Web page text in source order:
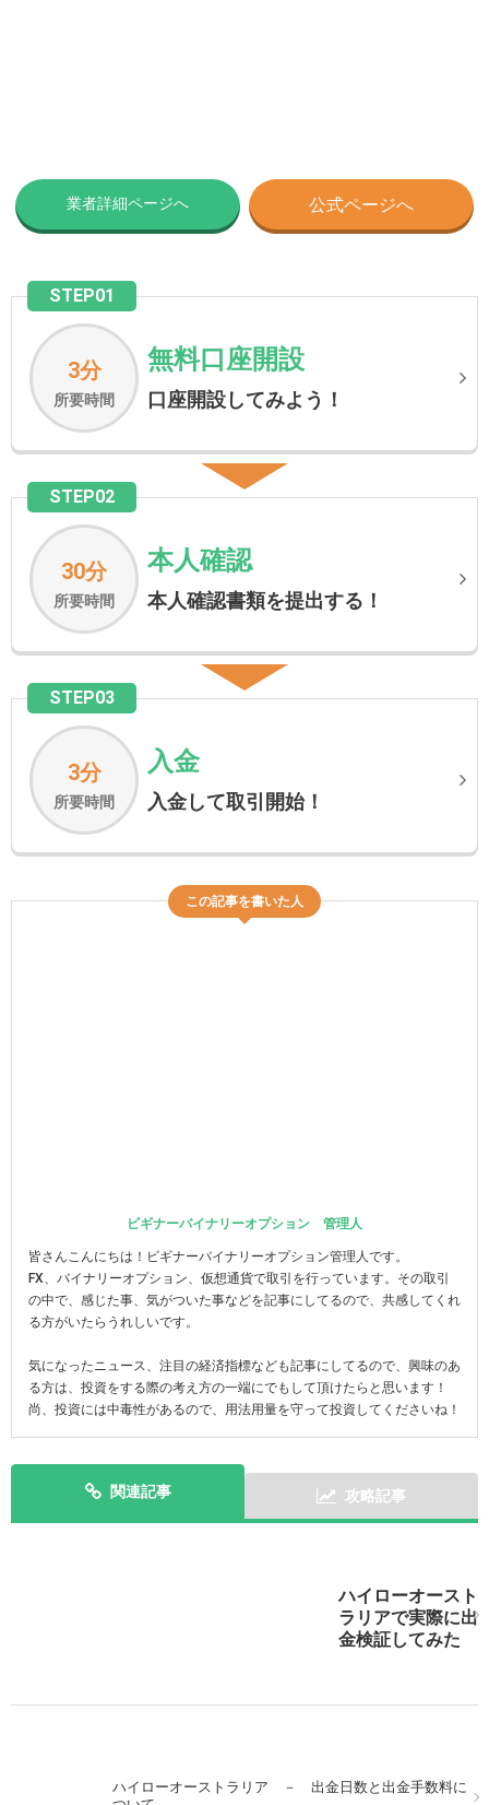
業者詳細ページへ 公式ページへ
STEP01
3分
所要時間
無料口座開設
口座開設してみよう！
STEP02
30分
所要時間
本人確認
本人確認書類を提出する！
STEP03
3分
所要時間
入金
入金して取引開始！
この記事を書いた人
ビギナーバイナリーオプション 管理人
皆さんこんにちは！ビギナーバイナリーオプション管理人です。
FX、バイナリーオプション、仮想通貨で取引を行っています。その取引
の中で、感じた事、気がついた事などを記事にしてるので、共感してくれ
る方がいたらうれしいです。
気になったニュース、注目の経済指標なども記事にしてるので、興味のあ
る方は、投資をする際の考え方の一端にでもして頂けたらと思います！
尚、投資には中毒性があるので、用法用量を守って投資してくださいね！
関連記事 攻略記事
ハイローオースト
ラリアで実際に出
金検証してみた
ハイローオーストラリア － 出金日数と出金手数料に
スマホで実践！ハイローオーストラリアのアプリを攻略
パソコンでMT4を使いながら、スマホを使ってハイロー